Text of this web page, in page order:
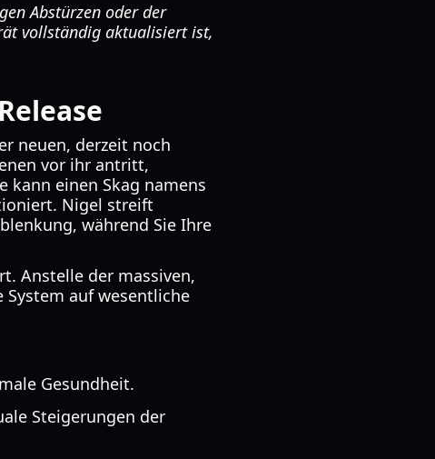
Abstürzen oder der
vollständig aktualisiert ist,
neuen, derzeit noch
vor ihr antritt,
kann einen Skag namens
Nigel streift
während Sie Ihre
Anstelle der massiven,
auf wesentliche
Gesundheit.
Steigerungen der